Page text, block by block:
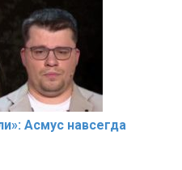
Асмус навсегда